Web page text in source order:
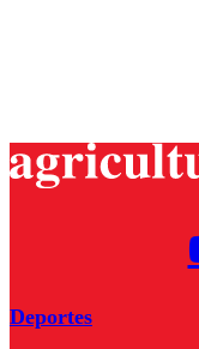
Deportes